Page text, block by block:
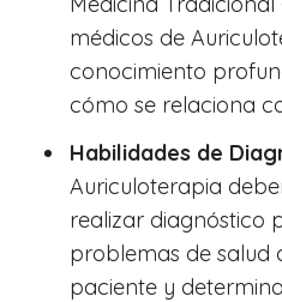
médicos de
conocimiento
cómo se relaciona
Habilidades de
Auriculoterapia
realizar diagnóstico
problemas de salud
paciente y